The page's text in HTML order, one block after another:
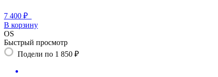
7 400 ₽
В корзину
OS
Быстрый просмотр
Подели по 1 850 ₽